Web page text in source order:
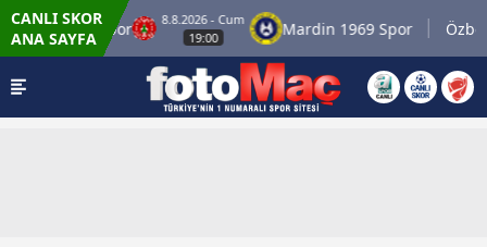
CANLI SKOR
ANA SAYFA
Ümraniyespor
8.8.2026 - Cum
19:00
Mardin 1969 Spor